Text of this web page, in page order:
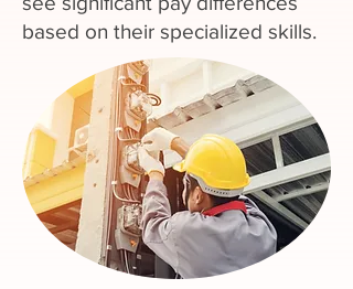
based on their specialized skills.